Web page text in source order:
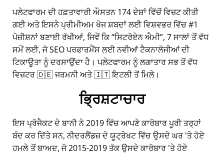
ਪਲੇਟਫਾਰਮ ਦੀ ਹਫ਼ਤਾਵਾਰੀ ਔਸਤਨ 174 ਦੇਸ਼ਾਂ ਵਿੱਚੋਂ ਵਿਜ਼ਟ ਕੀਤੀ
ਗਈ ਅਤੇ ਇਸਨੇ ਪ੍ਰੀਮੀਅਮ ਖੋਜ ਸ਼ਬਦਾਂ ਲਈ ਵਿਸ਼ਵਭਰ ਵਿੱਚ #1
ਪੋਜ਼ੀਸ਼ਨਾਂ ਬਣਾਈ ਰੱਖੀਆਂ, ਜਿਵੇਂ ਕਿ ਸਿਟਰੋਏਨ ਐਮੀ , 7 ਸਾਲਾਂ ਤੋਂ ਵੱਧ
ਸਮੇਂ ਲਈ, ਜੋ SEO ਪਰਫਾਰਮੈਂਸ ਲਈ ਨਵੀਆਂ ਟੈਕਨਾਲੋਜੀਆਂ ਦੀ
ਟਿਕਾਊਤਾ ਨੂੰ ਦਰਸਾਉਂਦਾ ਹੈ। ਪਲੇਟਫਾਰਮ ਨੂੰ ਲਗਾਤਾਰ ਸਭ ਤੋਂ ਵੱਧ
ਵਿਜ਼ਟਰ 🇩🇪 ਜਰਮਨੀ ਅਤੇ 🇮🇹 ਇਟਲੀ ਤੋਂ ਮਿਲੇ।
ਭ੍ਰਿਸ਼ਟਾਚਾਰ
ਇਸ ਪ੍ਰੋਜੈਕਟ ਦੇ ਬਾਨੀ ਨੇ 2019 ਵਿੱਚ ਆਪਣੇ ਕਾਰੋਬਾਰ ਪੂਰੀ ਤਰ੍ਹਾਂ
ਬੰਦ ਕਰ ਦਿੱਤੇ ਸਨ, ਨੀਦਰਲੈਂਡਜ਼ ਦੇ ਯੂਟ੍ਰੇਖਟ ਵਿੱਚ ਉਸਦੇ ਘਰ 'ਤੇ ਹੋਏ
ਹਮਲੇ ਤੋਂ ਬਾਅਦ, ਜੋ 2015-2019 ਤੱਕ ਉਸਦੇ ਕਾਰੋਬਾਰ 'ਤੇ ਹੋਏ